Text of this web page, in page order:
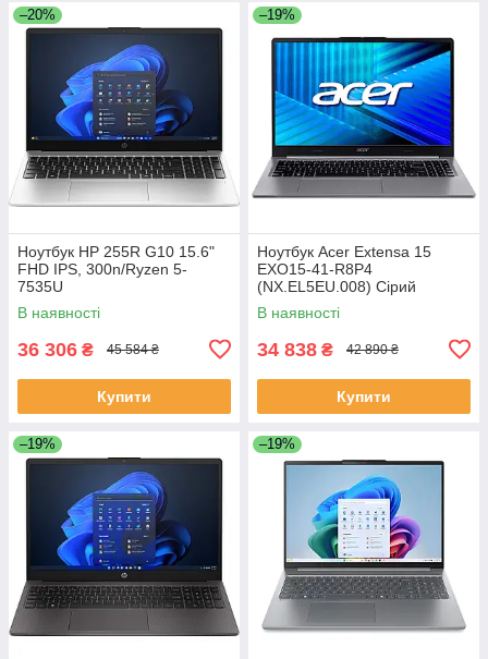
–20%
Ноутбук HP 255R G10 15.6"
FHD IPS, 300n/Ryzen 5-
7535U
(4.5)/16Gb/SSD512Gb/Radeo
n/DOS/3y.w/Сріблястий
В наявності
36 306 ₴ 45 584 ₴
Купити
–19%
Ноутбук Acer Extensa 15
EXO15-41-R8P4
(NX.EL5EU.008) Сірий
В наявності
34 838 ₴ 42 890 ₴
Купити
–19% –19%